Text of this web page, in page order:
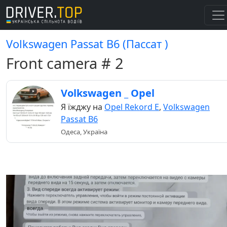
Volkswagen Passat B6 (Пассат )
Front camera # 2
Volkswagen _ Opel
Я їжджу на Opel Rekord E, Volkswagen
Passat B6
Одеса, Україна